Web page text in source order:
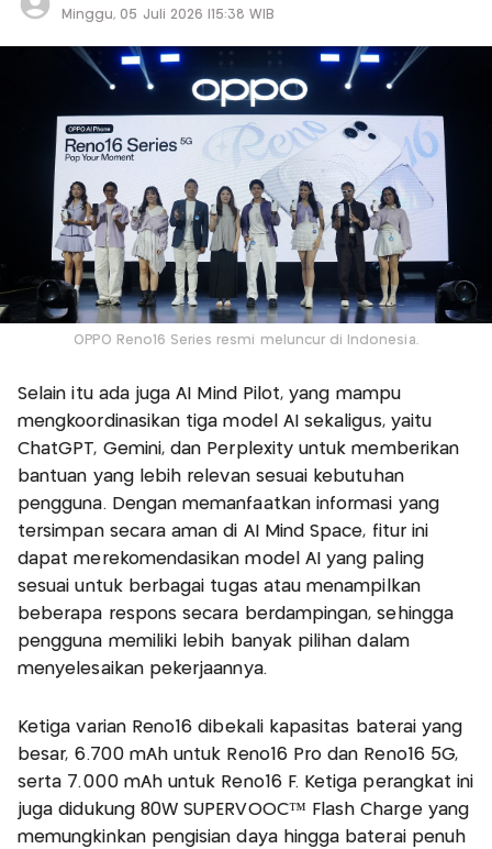
Minggu, 05 Juli 2026 |15:38 WIB
OPPO Reno16 Series resmi meluncur di Indonesia.
Selain itu ada juga AI Mind Pilot, yang mampu
mengkoordinasikan tiga model AI sekaligus, yaitu
ChatGPT, Gemini, dan Perplexity untuk memberikan
bantuan yang lebih relevan sesuai kebutuhan
pengguna. Dengan memanfaatkan informasi yang
tersimpan secara aman di AI Mind Space, fitur ini
dapat merekomendasikan model AI yang paling
sesuai untuk berbagai tugas atau menampilkan
beberapa respons secara berdampingan, sehingga
pengguna memiliki lebih banyak pilihan dalam
menyelesaikan pekerjaannya.
Ketiga varian Reno16 dibekali kapasitas baterai yang
besar, 6.700 mAh untuk Reno16 Pro dan Reno16 5G,
serta 7.000 mAh untuk Reno16 F. Ketiga perangkat ini
juga didukung 80W SUPERVOOC™ Flash Charge yang
memungkinkan pengisian daya hingga baterai penuh